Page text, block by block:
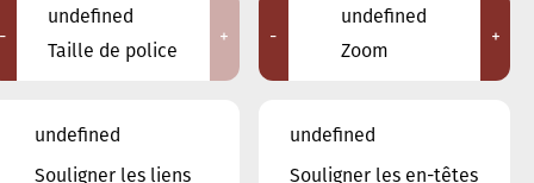
LUN MER VEN SAM
-
undefined
Taille de police
+ -
undefined
Zoom
+
undefined
Souligner les liens
undefined
Souligner les en-têtes